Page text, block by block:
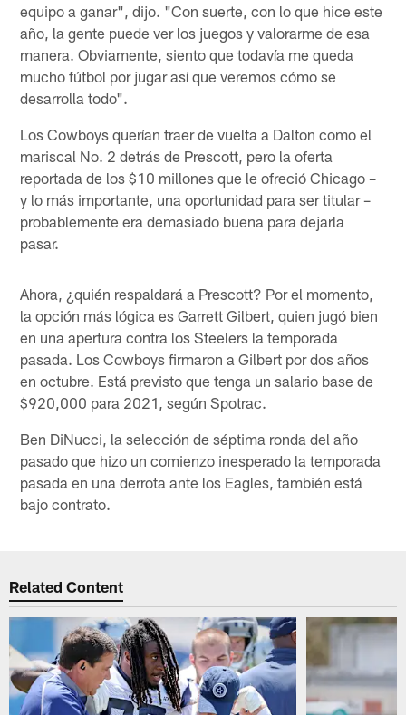
equipo a ganar", dijo. "Con suerte, con lo que hice este
año, la gente puede ver los juegos y valorarme de esa
manera. Obviamente, siento que todavía me queda
mucho fútbol por jugar así que veremos cómo se
desarrolla todo".
Los Cowboys querían traer de vuelta a Dalton como el
mariscal No. 2 detrás de Prescott, pero la oferta
reportada de los $10 millones que le ofreció Chicago –
y lo más importante, una oportunidad para ser titular –
probablemente era demasiado buena para dejarla
pasar.
Ahora, ¿quién respaldará a Prescott? Por el momento,
la opción más lógica es Garrett Gilbert, quien jugó bien
en una apertura contra los Steelers la temporada
pasada. Los Cowboys firmaron a Gilbert por dos años
en octubre. Está previsto que tenga un salario base de
$920,000 para 2021, según Spotrac.
Ben DiNucci, la selección de séptima ronda del año
pasado que hizo un comienzo inesperado la temporada
pasada en una derrota ante los Eagles, también está
bajo contrato.
Related Content